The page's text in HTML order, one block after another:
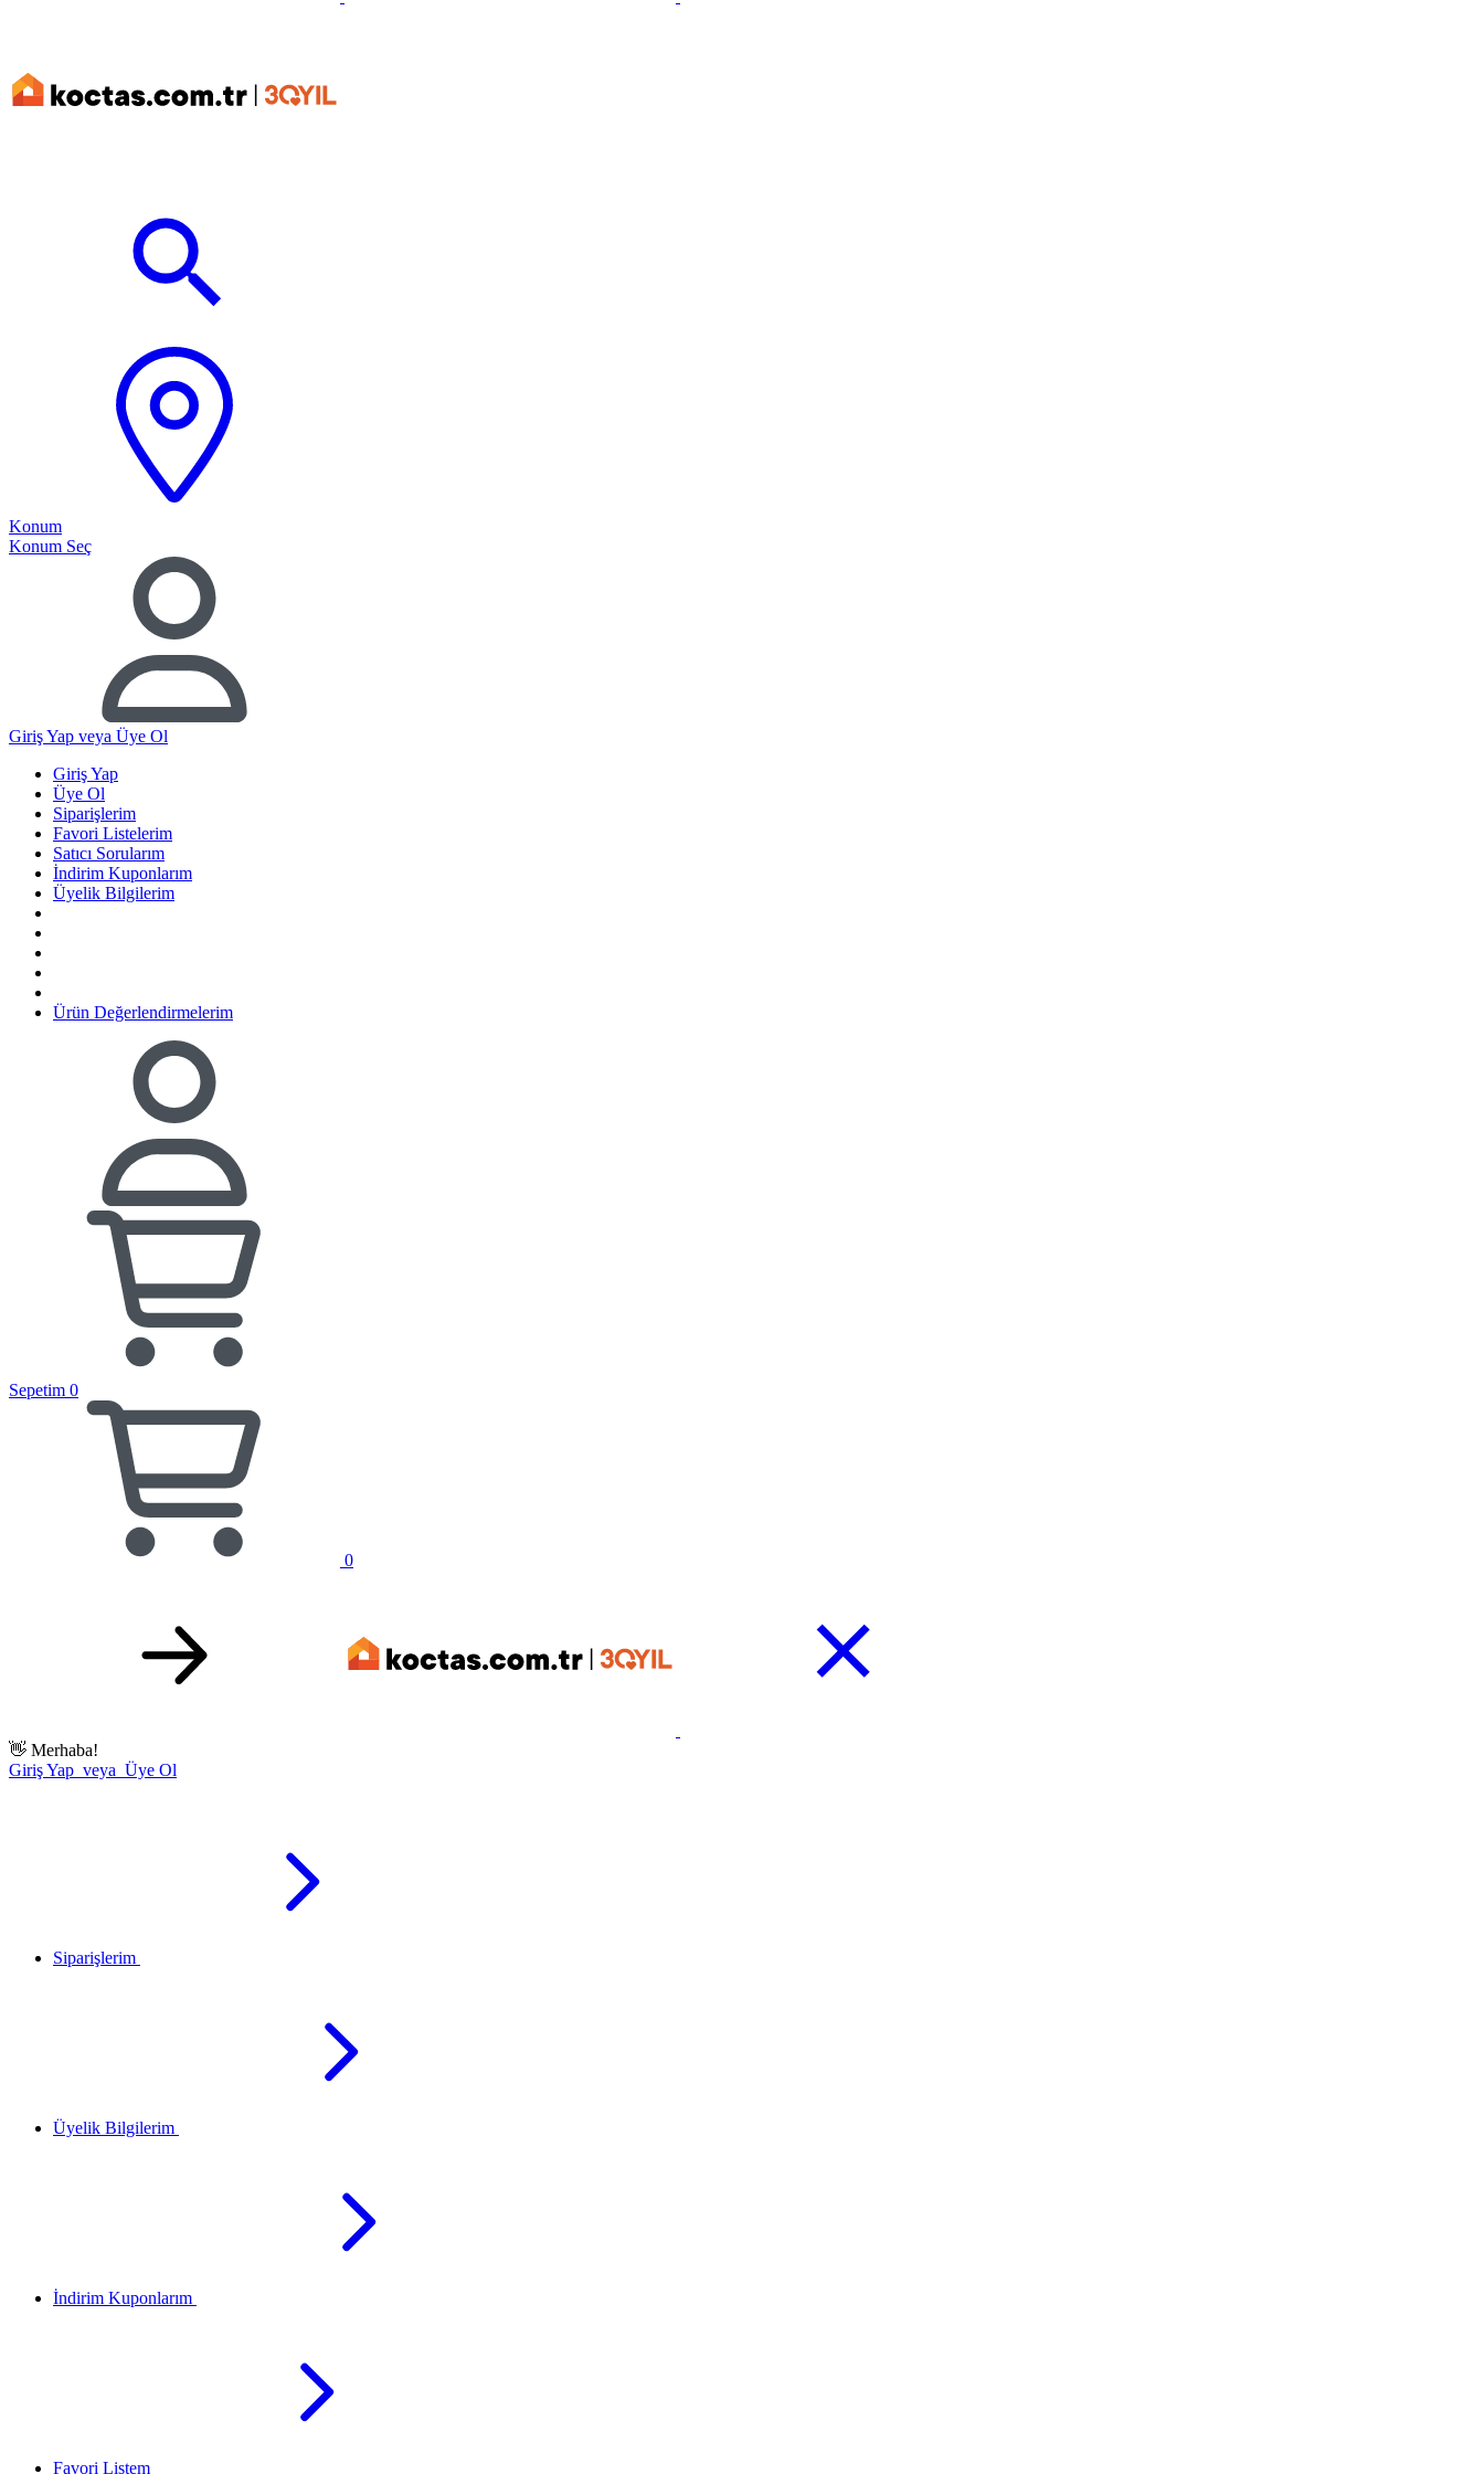
Konum
Konum Seç
Giriş Yap veya Üye Ol
Giriş Yap
Üye Ol
Siparişlerim
Favori Listelerim
Satıcı Sorularım
İndirim Kuponlarım
Üyelik Bilgilerim
Ürün Değerlendirmelerim
Sepetim 0
0
👋 Merhaba!
Giriş Yap veya Üye Ol
Siparişlerim
Üyelik Bilgilerim
İndirim Kuponlarım
Favori Listem